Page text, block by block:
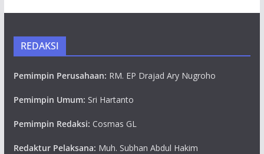
REDAKSI
Pemimpin Perusahaan: RM. EP Drajad Ary Nugroho
Pemimpin Umum: Sri Hartanto
Pemimpin Redaksi: Cosmas GL
Redaktur Pelaksana: Muh. Subhan Abdul Hakim